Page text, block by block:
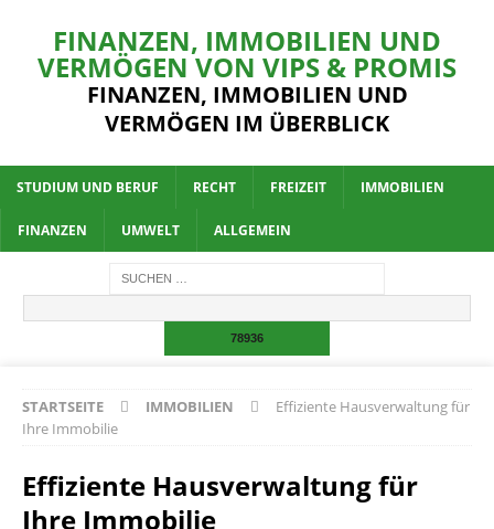
FINANZEN, IMMOBILIEN UND
VERMÖGEN VON VIPS & PROMIS
FINANZEN, IMMOBILIEN UND
VERMÖGEN IM ÜBERBLICK
STUDIUM UND BERUF RECHT FREIZEIT IMMOBILIEN
FINANZEN UMWELT ALLGEMEIN
STARTSEITE IMMOBILIEN
Effiziente Hausverwaltung für
Ihre Immobilie
Effiziente Hausverwaltung für
Ihre Immobilie